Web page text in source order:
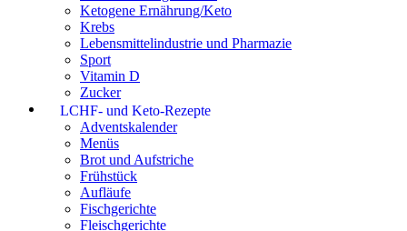
Ketogene Ernährung/Keto
Krebs
Lebensmittelindustrie und Pharmazie
Sport
Vitamin D
Zucker
LCHF- und Keto-Rezepte
Adventskalender
Menüs
Brot und Aufstriche
Frühstück
Aufläufe
Fischgerichte
Fleischgerichte